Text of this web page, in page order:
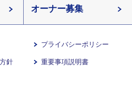
愛知県
兵庫県
理由
すく説明オーナー募集
プライバシーポリシー
針 重要事項説明書